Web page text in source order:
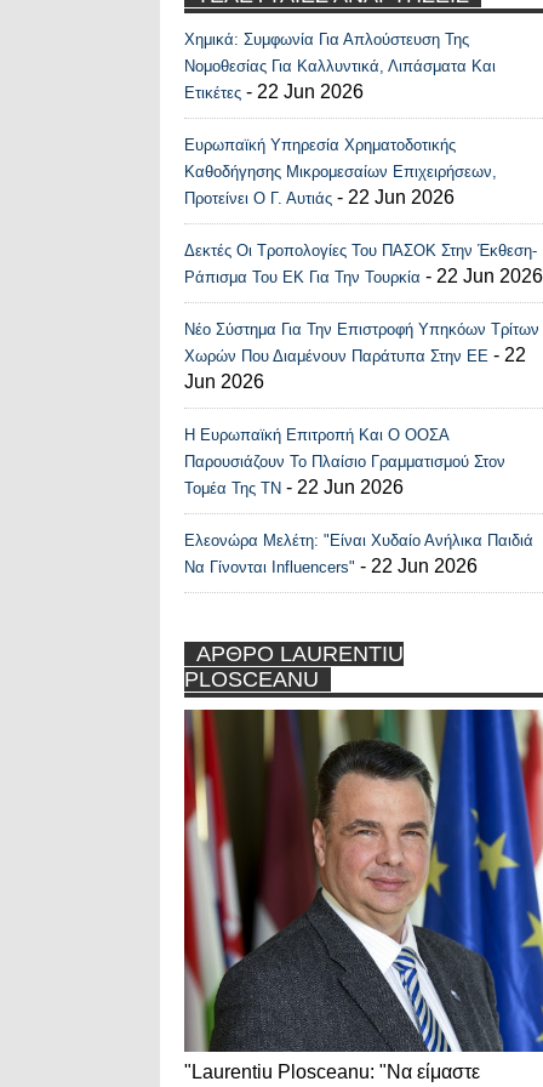
Recent Posts Widget
Χημικά: Συμφωνία Για Απλούστευση Της
Νομοθεσίας Για Καλλυντικά, Λιπάσματα Και
Ετικέτες - 22 Jun 2026
Ευρωπαϊκή Υπηρεσία Χρηματοδοτικής
Καθοδήγησης Μικρομεσαίων Επιχειρήσεων,
Προτείνει Ο Γ. Αυτιάς - 22 Jun 2026
Δεκτές Οι Τροπολογίες Του ΠΑΣΟΚ Στην Έκθεση-
Ράπισμα Του ΕΚ Για Την Τουρκία - 22 Jun 2026
Νέο Σύστημα Για Την Επιστροφή Υπηκόων Τρίτων
Χωρών Που Διαμένουν Παράτυπα Στην ΕΕ - 22
Jun 2026
Η Ευρωπαϊκή Επιτροπή Και Ο ΟΟΣΑ
Παρουσιάζουν Το Πλαίσιο Γραμματισμού Στον
Τομέα Της ΤΝ - 22 Jun 2026
Ελεονώρα Μελέτη: "Είναι Χυδαίο Ανήλικα Παιδιά
Να Γίνονται Influencers" - 22 Jun 2026
ΑΡΘΡΟ LAURENTIU
PLOSCEANU
"Laurentiu Plosceanu: "Να είμαστε